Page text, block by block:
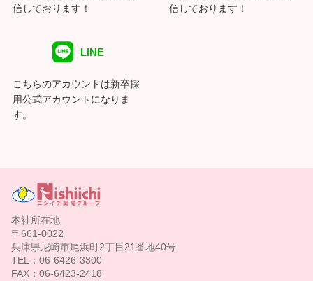
信しております！
信しております！
LINE
こちらのアカウントは新卒採
用公式アカウントになりま
す。
本社所在地
〒661-0022
兵庫県尼崎市尾浜町2丁目21番地40号
TEL：06-6426-3300
FAX：06-6423-2418